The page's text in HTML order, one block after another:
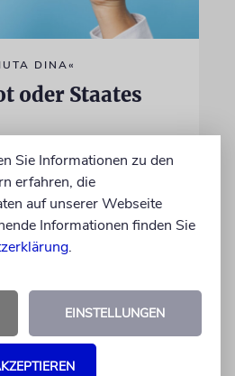
DINA«
oder Staates
besagt, dass sich
an das Gesetz ihres
Doch was geschieht,
Pflichten der Religion
Fabian
Sie Informationen zu den
erfahren, die
auf unserer Webseite
Informationen finden Sie
.
EINSTELLUNGEN